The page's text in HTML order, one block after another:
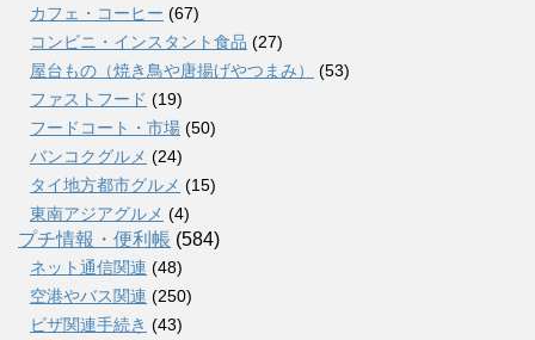
カフェ・コーヒー (67)
コンビニ・インスタント食品 (27)
屋台もの（焼き鳥や唐揚げやつまみ）
(53)
ファストフード (19)
フードコート・市場 (50)
バンコクグルメ (24)
タイ地方都市グルメ (15)
東南アジアグルメ (4)
プチ情報・便利帳 (584)
ネット通信関連 (48)
空港やバス関連 (250)
ビザ関連手続き (43)